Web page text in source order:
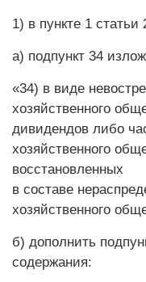
1) в пункте 1 статьи
а) подпункт 34
«34) в виде
хозяйственного
дивидендов либо
хозяйственного
восстановленных
в составе
хозяйственного
б) дополнить
содержания: